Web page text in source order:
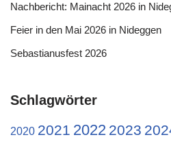
Nachbericht: Mainacht 2026 in
Feier in den Mai 2026 in Nideggen
Sebastianusfest 2026
Schlagwörter
2020 2021 2022 2023